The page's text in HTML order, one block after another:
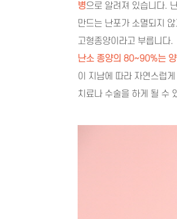
병으로 알려져 있습니다.
만드는 난포가 소멸되지
고형종양이라고 부릅니다.
난소 종양의 80~90%는
이 지남에 따라 자연스럽
치료나 수술을 하게 될 수